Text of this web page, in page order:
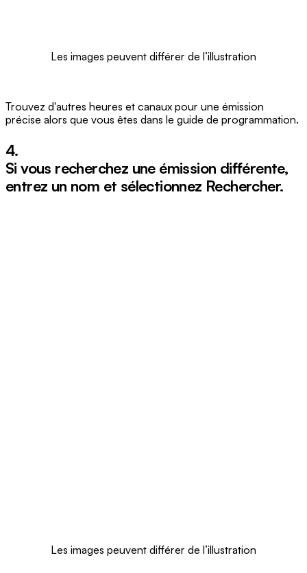
Les images peuvent différer de l’illustration
Trouvez d'autres heures et canaux pour une émission
précise alors que vous êtes dans le guide de programmation.
4.
Si vous recherchez une émission différente,
entrez un nom et sélectionnez Rechercher.
Les images peuvent différer de l’illustration